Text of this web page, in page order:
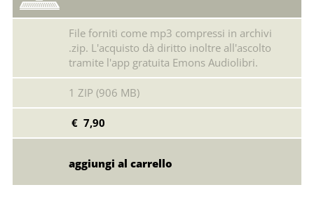
File forniti come mp3 compressi in archivi
.zip. L'acquisto dà diritto inoltre all'ascolto
tramite l'app gratuita Emons Audiolibri.
1 ZIP (906 MB)
€ 7,90